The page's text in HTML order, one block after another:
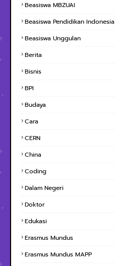
Beasiswa MBZUAI
Beasiswa Pendidikan Indonesia
Beasiswa Unggulan
Berita
Bisnis
BPI
Budaya
Cara
CERN
China
Coding
Dalam Negeri
Doktor
Edukasi
Erasmus Mundus
Erasmus Mundus MAPP